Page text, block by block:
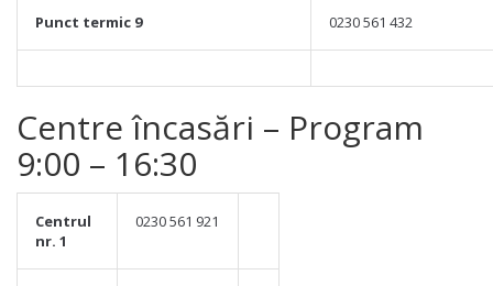
Punct termic 9 0230 561 432
Centre încasări – Program
9:00 – 16:30
Centrul
nr. 1
0230 561 921